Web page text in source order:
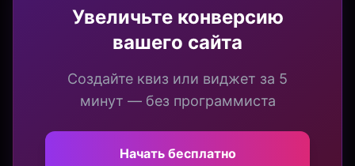
Увеличьте конверсию
вашего сайта
Создайте квиз или виджет за 5
минут — без программиста
Начать бесплатно